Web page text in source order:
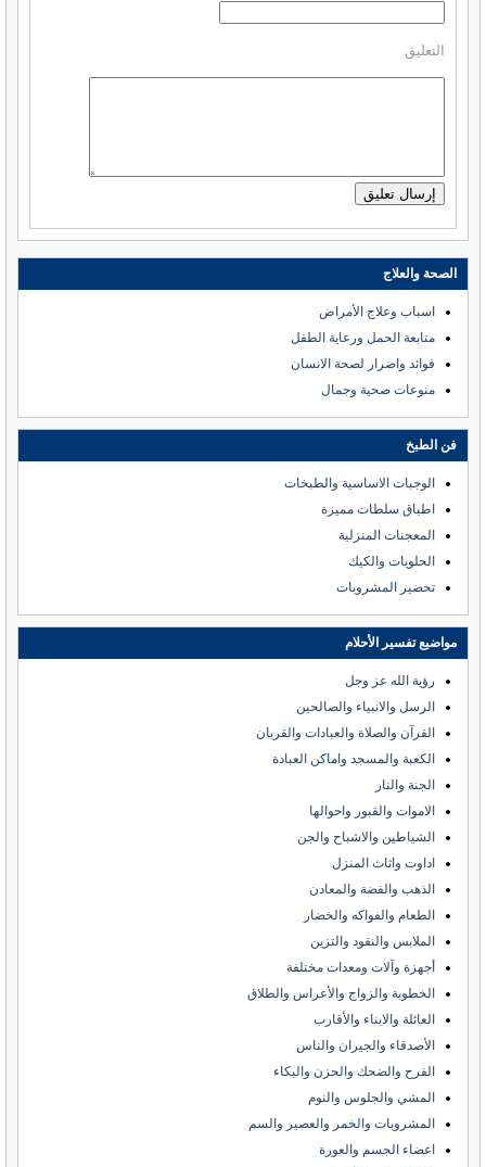
التعليق
الصحة والعلاج
اسباب وعلاج الأمراض
متابعة الحمل ورعاية الطفل
فوائد واضرار لصحة الانسان
منوعات صحية وجمال
فن الطبخ
الوجبات الاساسية والطبخات
اطباق سلطات مميزة
المعجنات المنزلية
الحلويات والكيك
تحضير المشروبات
مواضيع تفسير الأحلام
رؤية الله عز وجل
الرسل والانبياء والصالحين
القرآن والصلاة والعبادات والقربان
الكعبة والمسجد واماكن العبادة
الجنة والنار
الاموات والقبور واحوالها
الشياطين والاشباح والجن
اداوت واثاث المنزل
الذهب والفضة والمعادن
الطعام والفواكه والخضار
الملابس والنقود والتزين
أجهزة وآلات ومعدات مختلفة
الخطوبة والزواج والأعراس والطلاق
العائلة والابناء والأقارب
الأصدقاء والجيران والناس
الفرح والضحك والحزن والبكاء
المشي والجلوس والنوم
المشروبات والخمر والعصير والسم
اعضاء الجسم والعورة